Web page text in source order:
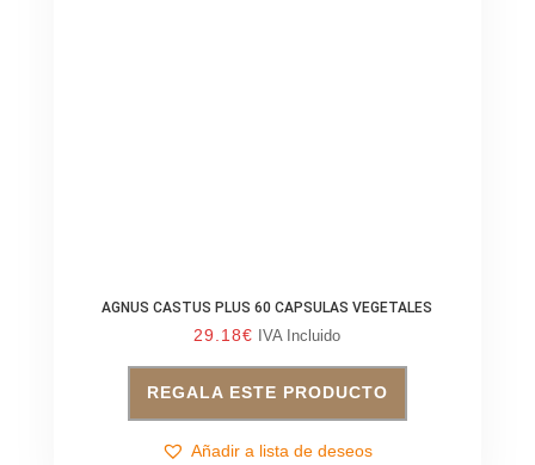
AGNUS CASTUS PLUS 60 CAPSULAS VEGETALES
29.18€ IVA Incluido
REGALA ESTE PRODUCTO
Añadir a lista de deseos